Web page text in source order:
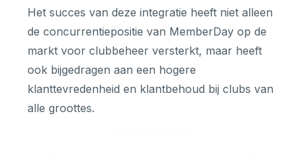
Het succes van deze integratie heeft niet alleen
de concurrentiepositie van MemberDay op de
markt voor clubbeheer versterkt, maar heeft
ook bijgedragen aan een hogere
klanttevredenheid en klantbehoud bij clubs van
alle groottes.